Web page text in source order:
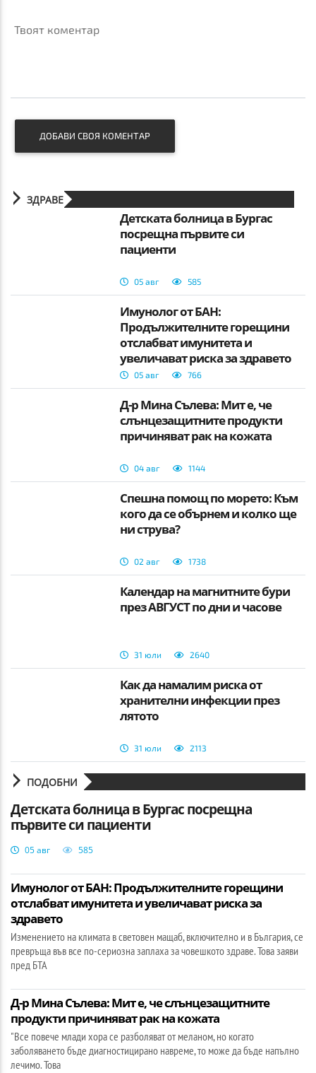
Твоят коментар
ДОБАВИ СВОЯ КОМЕНТАР
ЗДРАВЕ
Детската болница в Бургас
посрещна първите си
пациенти
05 авг 585
Имунолог от БАН:
Продължителните горещини
отслабват имунитета и
увеличават риска за здравето
05 авг 766
Д-р Мина Сълева: Мит е, че
слънцезащитните продукти
причиняват рак на кожата
04 авг 1144
Спешна помощ по морето: Към
кого да се обърнем и колко ще
ни струва?
02 авг 1738
Календар на магнитните бури
през АВГУСТ по дни и часове
31 юли 2640
Как да намалим риска от
хранителни инфекции през
лятото
31 юли 2113
ПОДОБНИ
Детската болница в Бургас посрещна
първите си пациенти
05 авг 585
Имунолог от БАН: Продължителните горещини
отслабват имунитета и увеличават риска за
здравето
Изменението на климата в световен мащаб, включително и в България, се
превръща във все по-сериозна заплаха за човешкото здраве. Това заяви
пред БТА
Д-р Мина Сълева: Мит е, че слънцезащитните
продукти причиняват рак на кожата
"Все повече млади хора се разболяват от меланом, но когато
заболяването бъде диагностицирано навреме, то може да бъде напълно
лечимо. Това